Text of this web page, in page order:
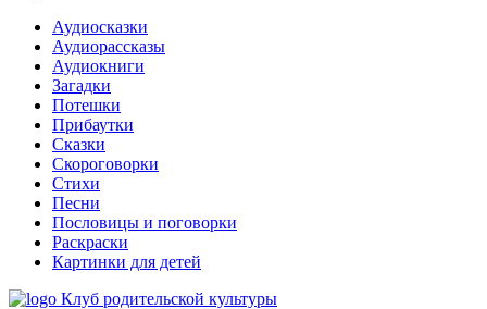
Аудиосказки
Аудиорассказы
Аудиокниги
Загадки
Потешки
Прибаутки
Сказки
Скороговорки
Стихи
Песни
Пословицы и поговорки
Раскраски
Картинки для детей
Клуб родительской культуры